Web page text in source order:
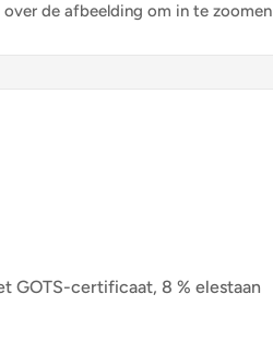
over de afbeelding om in te zoomen
GOTS-certificaat, 8 % elestaan